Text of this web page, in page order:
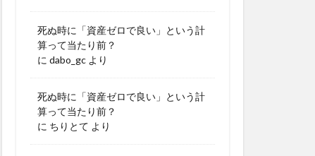
死ぬ時に「資産ゼロで良い」という計
算って当たり前？
に dabo_gc より
死ぬ時に「資産ゼロで良い」という計
算って当たり前？
に ちりとて より